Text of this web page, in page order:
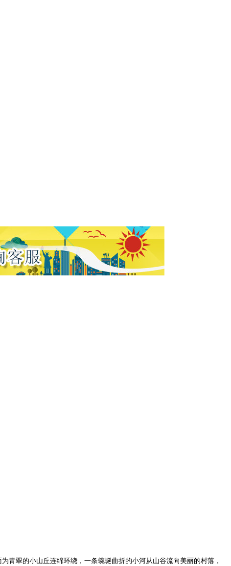
青翠的小山丘连绵环绕，一条蜿蜒曲折的小河从山谷流向美丽的村落，